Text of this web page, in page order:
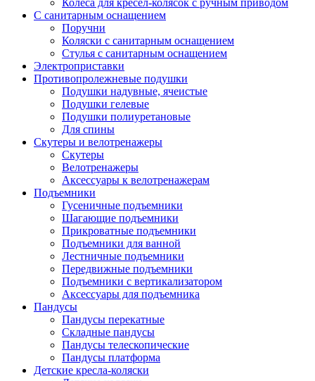
Колеса для кресел-колясок с ручным приводом
С санитарным оснащением
Поручни
Коляски с санитарным оснащением
Стулья с санитарным оснащением
Электроприставки
Противопролежневые подушки
Подушки надувные, ячеистые
Подушки гелевые
Подушки полиуретановые
Для спины
Скутеры и велотренажеры
Скутеры
Велотренажеры
Аксессуары к велотренажерам
Подъемники
Гусеничные подъемники
Шагающие подъемники
Прикроватные подъемники
Подъемники для ванной
Лестничные подъемники
Передвижные подъемники
Подъемники с вертикализатором
Аксессуары для подъемника
Пандусы
Пандусы перекатные
Складные пандусы
Пандусы телескопические
Пандусы платформа
Детские кресла-коляски